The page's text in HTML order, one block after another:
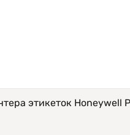
этикеток Honeywell